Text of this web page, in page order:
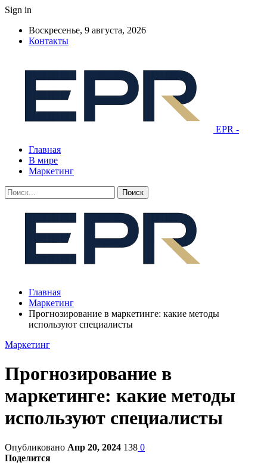
Sign in
Воскресенье, 9 августа, 2026
Контакты
EPR -
Главная
В мире
Маркетинг
Главная
Маркетинг
Прогнозирование в маркетинге: какие методы
используют специалисты
Маркетинг
Прогнозирование в
маркетинге: какие методы
используют специалисты
Опубликовано Апр 20, 2024 138 0
Поделится